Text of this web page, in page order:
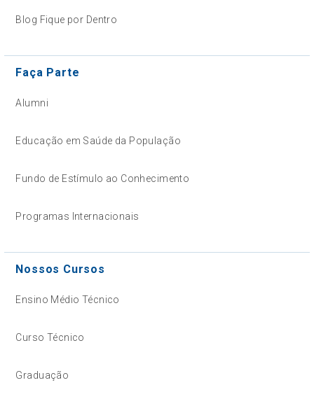
Blog Fique por Dentro
Faça Parte
Alumni
Educação em Saúde da População
Fundo de Estímulo ao Conhecimento
Programas Internacionais
Nossos Cursos
Ensino Médio Técnico
Curso Técnico
Graduação